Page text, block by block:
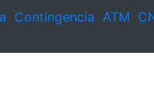
Contingencia ATM